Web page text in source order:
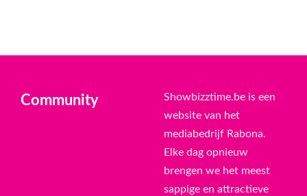
Community
Showbizztime.be is een
website van het
mediabedrijf Rabona.
Elke dag opnieuw
brengen we het meest
sappige en attractieve